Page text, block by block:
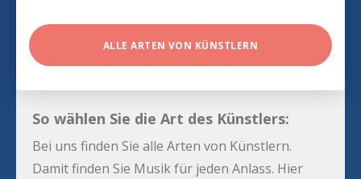
ALLE ARTEN VON KÜNSTLERN
So wählen Sie die Art des Künstlers:
Bei uns finden Sie alle Arten von Künstlern.
Damit finden Sie Musik für jeden Anlass. Hier